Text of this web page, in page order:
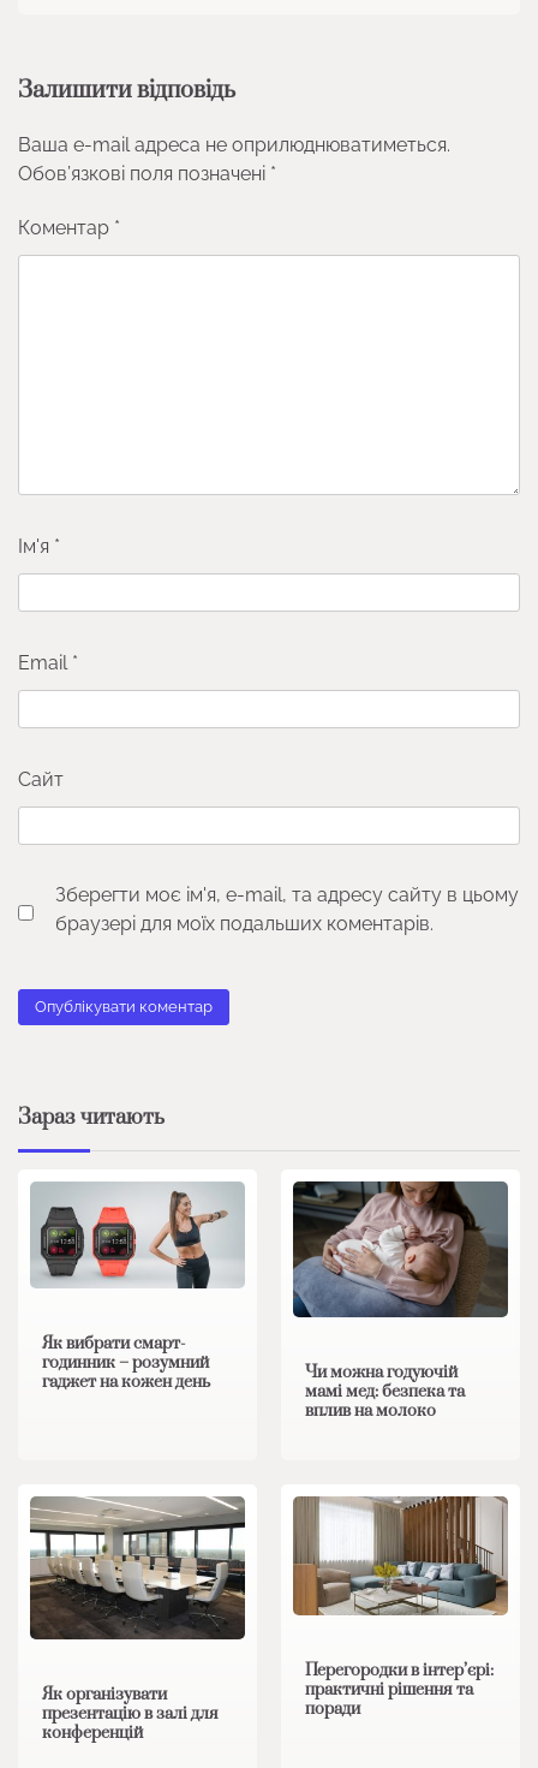
Залишити відповідь
Ваша e-mail адреса не оприлюднюватиметься.
Обов’язкові поля позначені *
Коментар *
Ім'я *
Email *
Сайт
Зберегти моє ім'я, e-mail, та адресу сайту в цьому
браузері для моїх подальших коментарів.
Зараз читають
Як вибрати смарт-
годинник – розумний
гаджет на кожен день
Чи можна годуючій
мамі мед: безпека та
вплив на молоко
Як організувати
презентацію в залі для
конференцій
Перегородки в інтер’єрі:
практичні рішення та
поради